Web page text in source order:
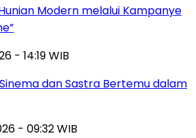
Modern melalui Kampanye
- 14:19 WIB
Sinema dan Sastra Bertemu dalam
- 09:32 WIB